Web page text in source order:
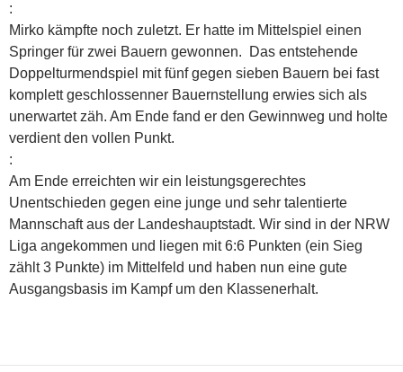
:
Mirko kämpfte noch zuletzt. Er hatte im Mittelspiel einen
Springer für zwei Bauern gewonnen. Das entstehende
Doppelturmendspiel mit fünf gegen sieben Bauern bei fast
komplett geschlossenner Bauernstellung erwies sich als
unerwartet zäh. Am Ende fand er den Gewinnweg und holte
verdient den vollen Punkt.
:
Am Ende erreichten wir ein leistungsgerechtes
Unentschieden gegen eine junge und sehr talentierte
Mannschaft aus der Landeshauptstadt. Wir sind in der NRW
Liga angekommen und liegen mit 6:6 Punkten (ein Sieg
zählt 3 Punkte) im Mittelfeld und haben nun eine gute
Ausgangsbasis im Kampf um den Klassenerhalt.